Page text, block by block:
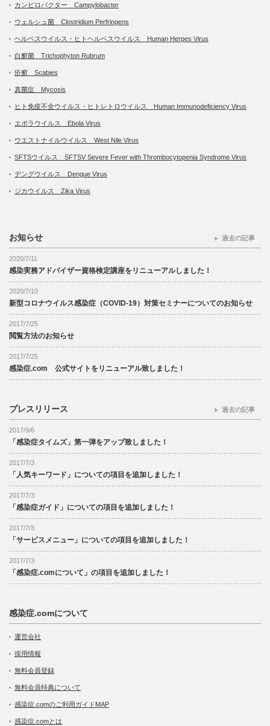
カンピロバクター Campylobacter
ウェルシュ菌 Clostridium Perfringens
ヘルペスウイルス・ヒトヘルペスウイルス Human Herpes Virus
白癬菌 Trichophyton Rubrum
疥癬 Scabies
真菌症 Mycosis
ヒト免疫不全ウイルス・ヒトレトロウイルス Human Immunodeficiency Virus
エボラウイルス Ebola Virus
ウエストナイルウイルス West Nile Virus
SFTSウイルス SFTSV Severe Fever with Thrombocytopenia Syndrome Virus
デングウイルス Dengue Virus
ジカウイルス Zika Virus
お知らせ
2020/7/11
感染実務アドバイザー資格検定講座をリニューアルしました！
2020/7/10
新型コロナウイルス感染症（COVID-19）対策セミナーについてのお知らせ
2017/7/25
閲覧方法のお知らせ
2017/7/25
感染症.com 公式サイトをリニューアル致しました！
過去の記事
プレスリリース
2017/9/6
「感染症タイムズ」第一弾をアップ致しました！
2017/7/3
「人気キーワード」についての項目を追加しました！
2017/7/3
「感染症ガイド」についての項目を追加しました！
2017/7/3
「サービスメニュー」についての項目を追加しました！
2017/7/3
「感染症.comについて」の項目を追加しました！
過去の記事
感染症.comについて
運営会社
採用情報
無料会員登録
無料会員特典について
感染症.comのご利用ガイドMAP
感染症.comとは